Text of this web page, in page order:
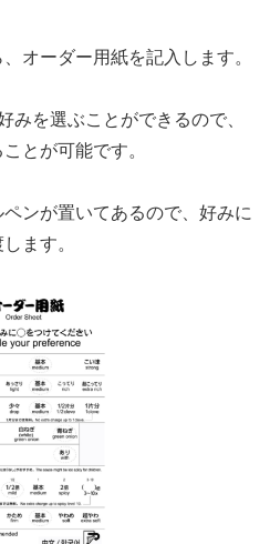
オーダー用紙を記入します。
みを選ぶことができるので、
とが可能です。
ンが置いてあるので、好みに
ます。